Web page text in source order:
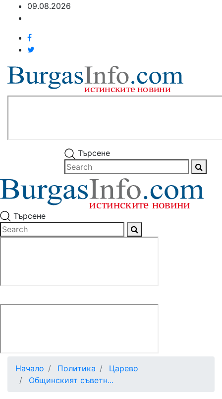
09.08.2026
Търсене
Търсене
Начало Политика
Царево
Общинският съветн...